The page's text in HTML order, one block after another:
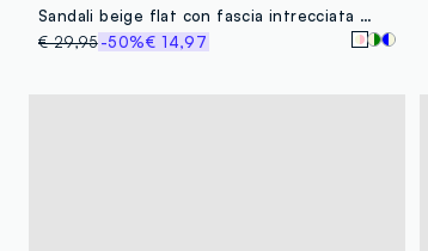
Sandali beige flat con fascia intrecciata con ricami
€ 29,95-50%€ 14,97